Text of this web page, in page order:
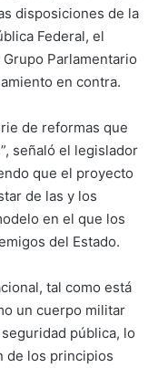
disposiciones de la
Federal, el
Parlamentario
en contra.
de reformas que
señaló el legislador
que el proyecto
de las y los
en el que los
del Estado.
tal como está
un cuerpo militar
pública, lo
de los principios